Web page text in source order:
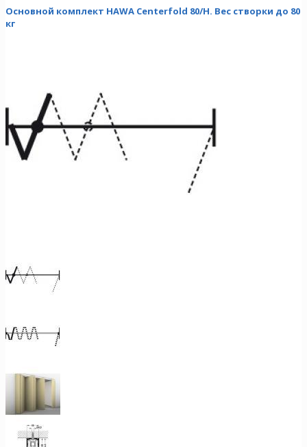
Основной комплект HAWA Centerfold 80/H. Вес створки до 80
кг